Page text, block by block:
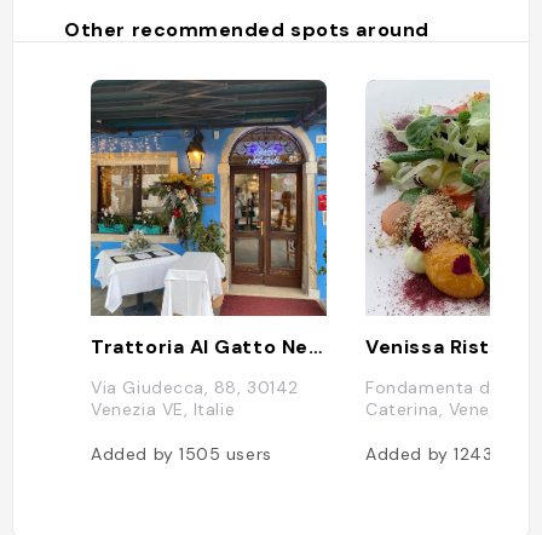
Other recommended spots around
Trattoria Al Gatto Nero
Via Giudecca, 88, 30142
Venezia VE, Italie
Added by1505 users
Venissa
Fondamenta di
Caterina, Venezia
Added by1243